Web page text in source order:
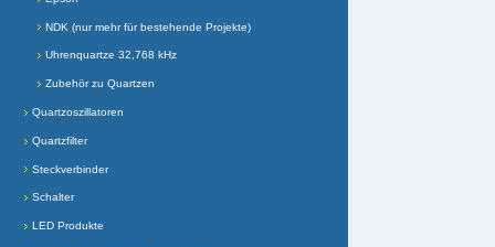
NDK (nur mehr für bestehende Projekte)
Uhrenquartze 32,768 kHz
Zubehör zu Quartzen
Quartzoszillatoren
Quartzfilter
Steckverbinder
Schalter
LED Produkte